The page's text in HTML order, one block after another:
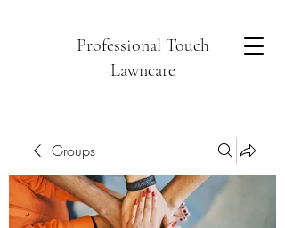
Professional Touch
Lawncare
Groups